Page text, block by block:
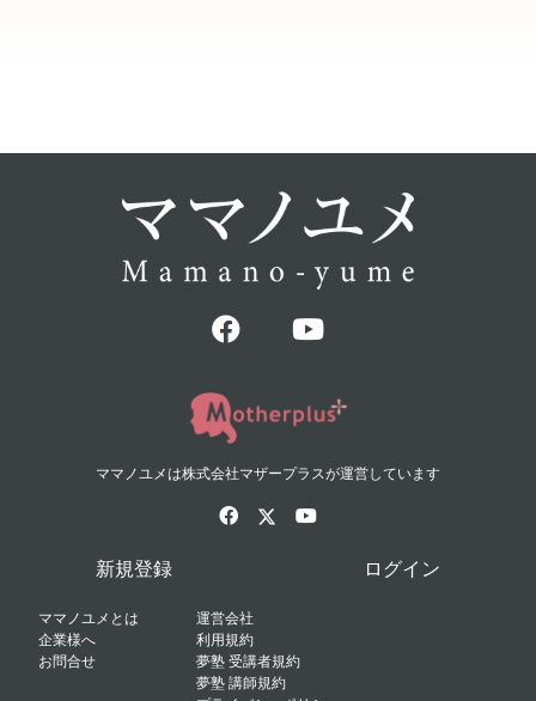
ママノユメは株式会社マザープラスが運営しています
新規登録 ログイン
ママノユメとは
企業様へ
お問合せ
運営会社
利用規約
夢塾 受講者規約
夢塾 講師規約